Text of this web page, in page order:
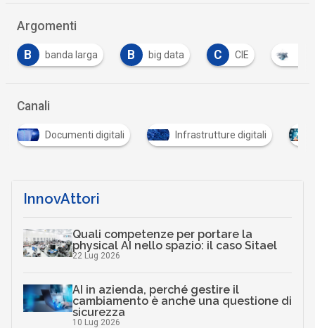
Argomenti
B big data CIE cloud F fibra
Canali
digitali Infrastrutture digitali Sanità digitale
InnovAttori
Quali competenze per portare la
physical AI nello spazio: il caso Sitael
22 Lug 2026
AI in azienda, perché gestire il
cambiamento è anche una questione di
sicurezza
10 Lug 2026